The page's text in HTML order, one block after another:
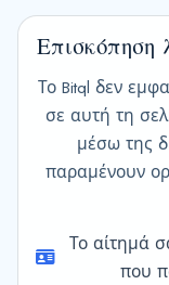
Επισκόπηση
Το Bitql δεν
σε αυτή τη
μέσω της
παραμένουν
Το αίτημά
που